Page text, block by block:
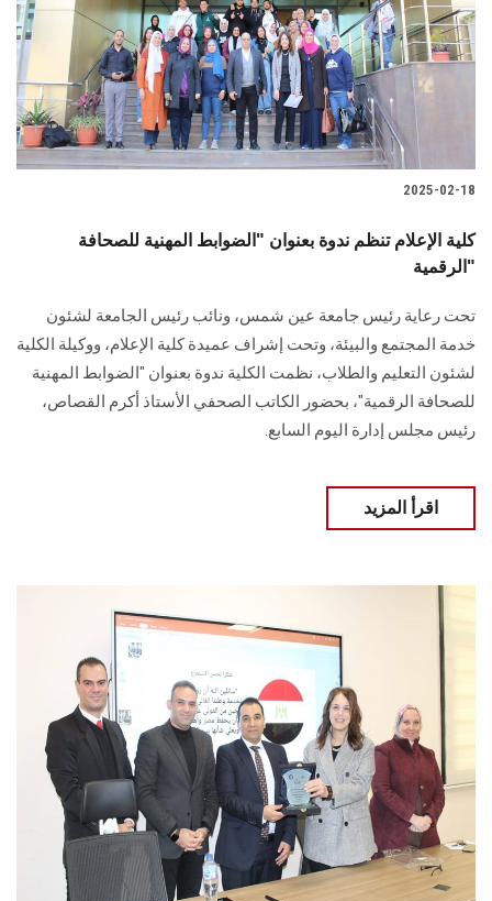
2025-02-18
كلية الإعلام تنظم ندوة بعنوان "الضوابط المهنية للصحافة
الرقمية"
تحت رعاية رئيس جامعة عين شمس، ونائب رئيس الجامعة لشئون
خدمة المجتمع والبيئة، وتحت إشراف عميدة كلية الإعلام، ووكيلة الكلية
لشئون التعليم والطلاب، نظمت الكلية ندوة بعنوان "الضوابط المهنية
للصحافة الرقمية"، بحضور الكاتب الصحفي الأستاذ أكرم القصاص،
رئيس مجلس إدارة اليوم السابع.
اقرأ المزيد